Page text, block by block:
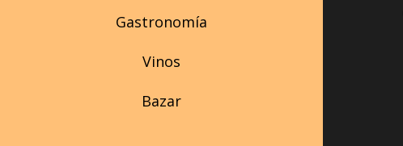
Gastronomía
Vinos
Bazar